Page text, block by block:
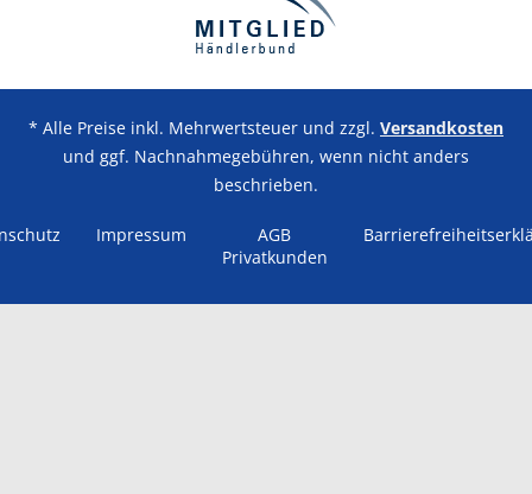
* Alle Preise inkl. Mehrwertsteuer und zzgl. Versandkosten
und ggf. Nachnahmegebühren, wenn nicht anders
beschrieben.
Impressum
AGB
Privatkunden